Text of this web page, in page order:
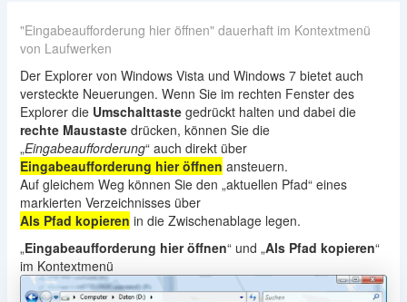
"Eingabeaufforderung hier öffnen" dauerhaft im Kontextmenü
von Laufwerken
Der Explorer von Windows Vista und Windows 7 bietet auch
versteckte Neuerungen. Wenn Sie im rechten Fenster des
Explorer die Umschalttastegedrückt halten und dabei die
rechte Maustastedrücken, können Sie die
„Eingabeaufforderung“ auch direkt über
Eingabeaufforderung hier öffnen ansteuern.
Auf gleichem Weg können Sie den „aktuellen Pfad“ eines
markierten Verzeichnisses über
Als Pfad kopieren in die Zwischenablage legen.
„Eingabeaufforderung hier öffnen“ und „Als Pfad kopieren“
im Kontextmenü